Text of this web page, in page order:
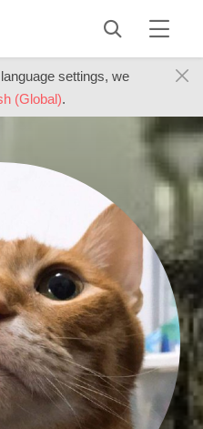
settings, we
(Global).